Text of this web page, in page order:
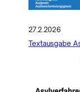
27.2.2026
Textausgabe